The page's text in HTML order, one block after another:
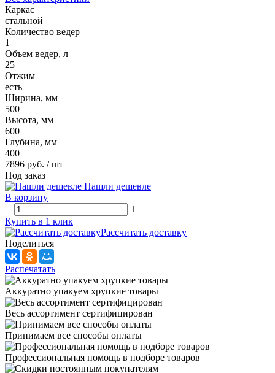
Каркас
стальной
Количество ведер
1
Объем ведер, л
25
Отжим
есть
Ширина, мм
500
Высота, мм
600
Глубина, мм
400
7896 руб. / шт
Под заказ
Нашли дешевле
В корзину
Купить в 1 клик
Рассчитать доставку
Поделиться
Распечатать
Аккуратно упакуем хрупкие товары
Весь ассортимент сертифицирован
Принимаем все способы оплаты
Профессиональная помощь в подборе товаров